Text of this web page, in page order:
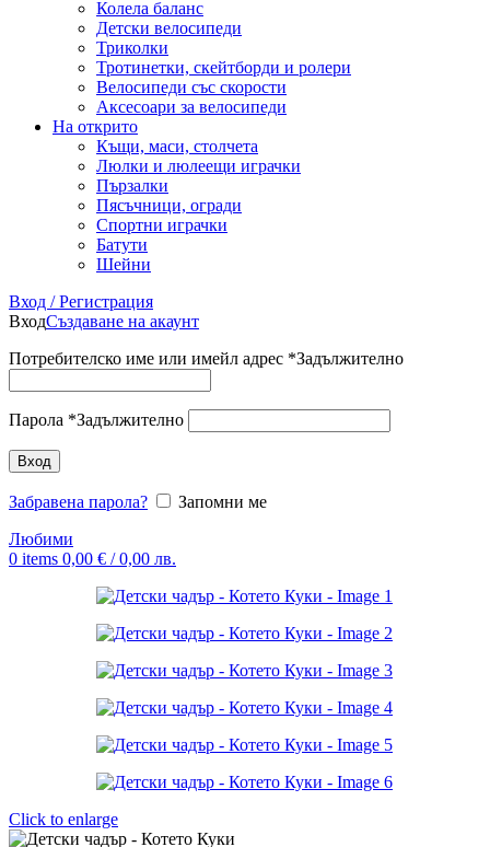
Колела баланс
Детски велосипеди
Триколки
Тротинетки, скейтборди и ролери
Велосипеди със скорости
Аксесоари за велосипеди
На открито
Къщи, маси, столчета
Люлки и люлеещи играчки
Пързалки
Пясъчници, огради
Спортни играчки
Батути
Шейни
Вход / Регистрация
ВходСъздаване на акаунт
Потребителско име или имейл адрес *Задължително
Парола *Задължително
Вход
Забравена парола?
Запомни ме
Любими
0 items 0,00 € / 0,00 лв.
Click to enlarge